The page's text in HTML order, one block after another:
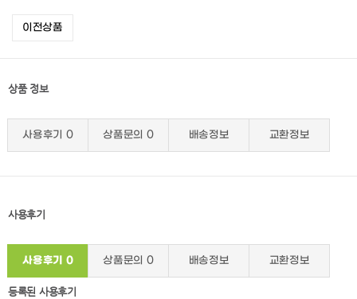
이전상품
상품 정보
사용후기 0 상품문의 0 배송정보 교환정보
사용후기
사용후기 0 상품문의 0 배송정보 교환정보
등록된 사용후기